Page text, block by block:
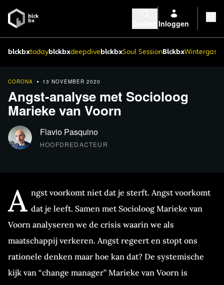
Inloggen
blckbxtodayblckbxdeepdiveblckbxSoul SessionBlckbx
CORONA 13 NOVEMBER 2020
Angst-analyse met Socioloog
Marieke van Voorn
Flavio Pasquino
HOOFDREDACTEUR
A ngst voorkomt niet dat je sterft. Angst voorkomt
dat je leeft. Samen met Socioloog Marieke van
Voorn analyseren we de crisis waarin we als
maatschappij verkeren. Angst regeert en stopt ons
rationele denken maar hoe kan dat? De systemische
kijk van “change manager” Marieke van Voorn is